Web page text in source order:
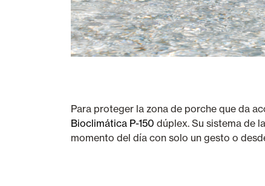
Para proteger la zona de porche que da
Bioclimática P-150 dúplex. Su sistema de
momento del día con solo un gesto o